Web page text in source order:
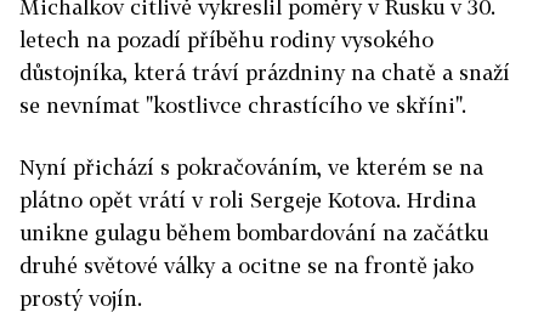
Michalkov citlivě vykreslil poměry v Rusku v 30.
letech na pozadí příběhu rodiny vysokého
důstojníka, která tráví prázdniny na chatě a snaží
se nevnímat "kostlivce chrastícího ve skříni".
Nyní přichází s pokračováním, ve kterém se na
plátno opět vrátí v roli Sergeje Kotova. Hrdina
unikne gulagu během bombardování na začátku
druhé světové války a ocitne se na frontě jako
prostý vojín.